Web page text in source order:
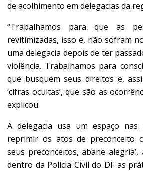
de acolhimento em delegacias da
“Trabalhamos para que as
revitimizadas, isso é, não sofram
uma delegacia depois de ter
violência. Trabalhamos para
que busquem seus direitos e,
‘cifras ocultas’, que são as
explicou.
A delegacia usa um espaço nas
reprimir os atos de preconceito
seus preconceitos, abane
dentro da Polícia Civil do DF as